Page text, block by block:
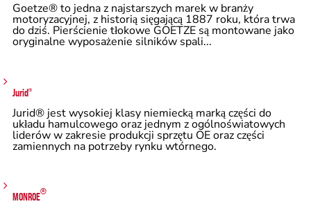
Goetze® to jedna z najstarszych marek w branży
motoryzacyjnej, z historią sięgającą 1887 roku, która trwa
do dziś. Pierścienie tłokowe GOETZE są montowane jako
oryginalne wyposażenie silników spali...
Jurid®
Jurid® jest wysokiej klasy niemiecką marką części do
układu hamulcowego oraz jednym z ogólnoświatowych
liderów w zakresie produkcji sprzętu OE oraz części
zamiennych na potrzeby rynku wtórnego.
MONROE®